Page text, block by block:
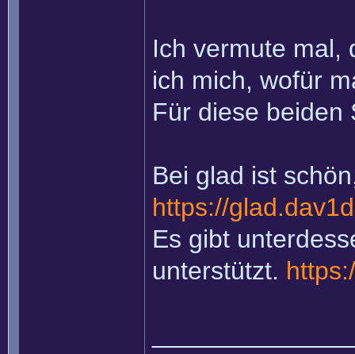
Ich vermute mal,
ich mich, wofür
Für diese beiden
Bei glad ist
https://
Es gibt
unterstützt.